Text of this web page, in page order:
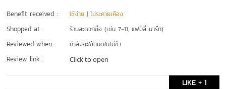
Benefit received : ใช้ง่าย |ไม่ระคายเคือง
Shopped at : ร้านสะดวกซื้อ (เช่น 7-11, แฟมิลี่ มาร์ท)
Reviewed when : กำลังจะใช้หมดในไม่ช้า
Review link : Click to open
LIKE + 1